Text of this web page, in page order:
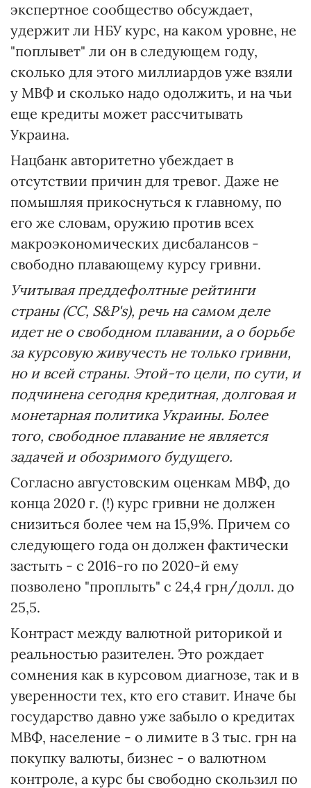
экспертное сообщество обсуждает,
удержит ли НБУ курс, на каком уровне, не
"поплывет" ли он в следующем году,
сколько для этого миллиардов уже взяли
у МВФ и сколько надо одолжить, и на чьи
еще кредиты может рассчитывать
Украина.
Нацбанк авторитетно убеждает в
отсутствии причин для тревог. Даже не
помышляя прикоснуться к главному, по
его же словам, оружию против всех
макроэкономических дисбалансов -
свободно плавающему курсу гривни.
Учитывая преддефолтные рейтинги
страны (СС, S&P's), речь на самом деле
идет не о свободном плавании, а о борьбе
за курсовую живучесть не только гривни,
но и всей страны. Этой-то цели, по сути, и
подчинена сегодня кредитная, долговая и
монетарная политика Украины. Более
того, свободное плавание не является
задачей и обозримого будущего.
Согласно августовским оценкам МВФ, до
конца 2020 г. (!) курс гривни не должен
снизиться более чем на 15,9%. Причем со
следующего года он должен фактически
застыть - с 2016-го по 2020-й ему
позволено "проплыть" с 24,4 грн/долл. до
25,5.
Контраст между валютной риторикой и
реальностью разителен. Это рождает
сомнения как в курсовом диагнозе, так и в
уверенности тех, кто его ставит. Иначе бы
государство давно уже забыло о кредитах
МВФ, население - о лимите в 3 тыс. грн на
покупку валюты, бизнес - о валютном
контроле, а курс бы свободно скользил по